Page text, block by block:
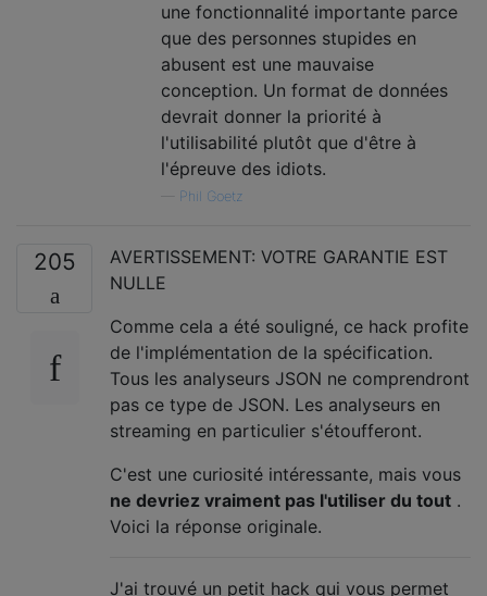
une fonctionnalité importante parce
que des personnes stupides en
abusent est une mauvaise
conception. Un format de données
devrait donner la priorité à
l'utilisabilité plutôt que d'être à
l'épreuve des idiots.
Phil Goetz
205
AVERTISSEMENT: VOTRE GARANTIE EST
NULLE
Comme cela a été souligné, ce hack profite
de l'implémentation de la spécification.
Tous les analyseurs JSON ne comprendront
pas ce type de JSON. Les analyseurs en
streaming en particulier s'étoufferont.
C'est une curiosité intéressante, mais vous
ne devriez vraiment pas l'utiliser du tout .
Voici la réponse originale.
J'ai trouvé un petit hack qui vous permet